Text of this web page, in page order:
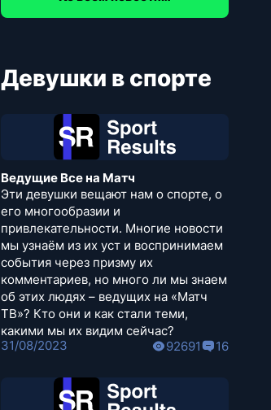
Девушки в спорте
Ведущие Все на Матч
Эти девушки вещают нам о спорте, о
его многообразии и
привлекательности. Многие новости
мы узнаём из их уст и воспринимаем
события через призму их
комментариев, но много ли мы знаем
об этих людях – ведущих на «Матч
ТВ»? Кто они и как стали теми,
какими мы их видим сейчас?
31/08/2023
92691 16